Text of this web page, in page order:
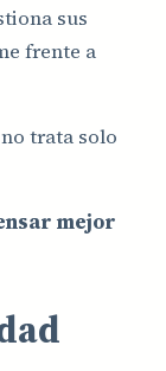
sus
frente a
trata solo
mejor